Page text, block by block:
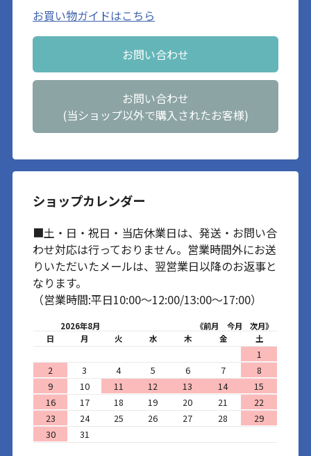
お買い物ガイドはこちら
お問い合わせ
お問い合わせ
(当ショップ以外で購入されたお客様)
ショップカレンダー
■土・日・祝日・当店休業日は、発送・お問い合
わせ対応は行っておりません。営業時間外にお送
りいただいたメールは、翌営業日以降のお返事と
なります。
（営業時間:平日10:00～12:00/13:00～17:00）
2026年8月 《前月 今月
次月》
日
月 火 水 木 金 土
1
2
3 4 5 6 7
8
9
10 11 12 13 14
15
16
17 18 19 20 21
22
23
24 25 26 27 28
29
30
31